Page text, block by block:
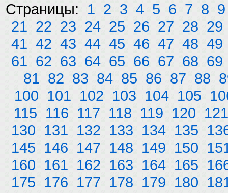
Страницы: 1 2 3 4 5 6 7 8 9
21 22 23 24 25 26 27 28 29
41 42 43 44 45 46 47 48 49
61 62 63 64 65 66 67 68 69
81 82 83 84 85 86 87 88
100 101 102 103 104 105
115 116 117 118 119 120 121
130 131 132 133 134 135
145 146 147 148 149 150
160 161 162 163 164 165
175 176 177 178 179 180